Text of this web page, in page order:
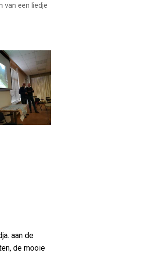
van een liedje
aan de
de mooie